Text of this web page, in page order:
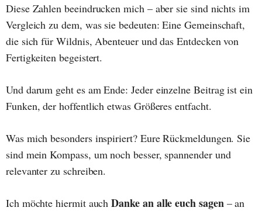
Diese Zahlen beeindrucken mich – aber sie sind nichts im
Vergleich zu dem, was sie bedeuten: Eine Gemeinschaft,
die sich für Wildnis, Abenteuer und das Entdecken von
Fertigkeiten begeistert.
Und darum geht es am Ende: Jeder einzelne Beitrag ist ein
Funken, der hoffentlich etwas Größeres entfacht.
Was mich besonders inspiriert? Eure Rückmeldungen. Sie
sind mein Kompass, um noch besser, spannender und
relevanter zu schreiben.
Ich möchte hiermit auch Danke an alle euch sagen – an